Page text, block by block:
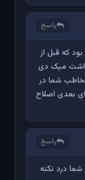
پاسخ
که قبل از
میک دی
شما در
بعدی اصلاح
پاسخ
درد نکنه